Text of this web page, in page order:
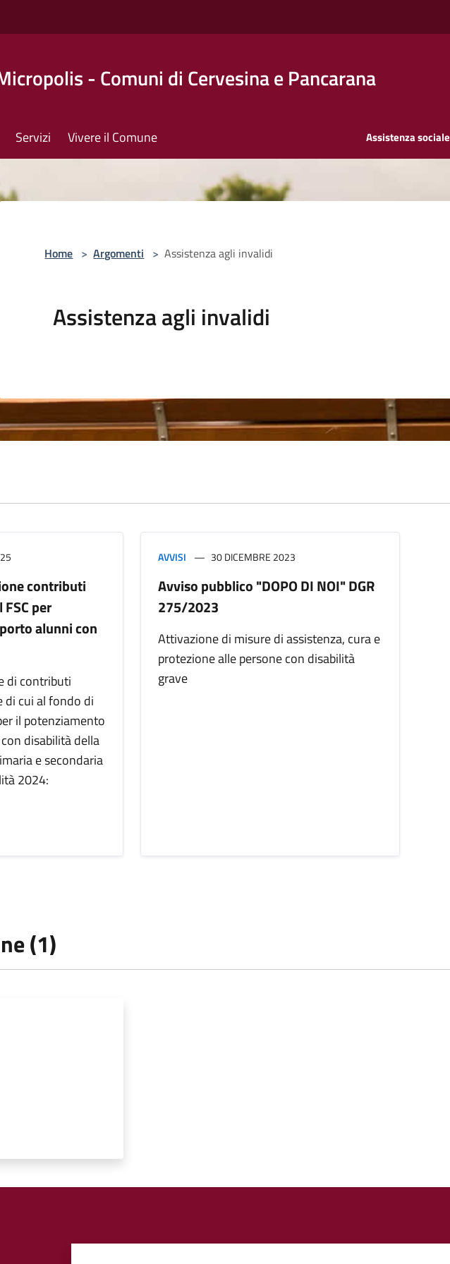
- Comuni di Cervesina e Pancarana
Servizi Vivere il Comune Assistenza sociale
Home > Argomenti > Assistenza agli invalidi
Assistenza agli invalidi
contributi
per
alunni con
di contributi
di cui al fondo di
il potenziamento
disabilità della
e secondaria
2024:
AVVISI 30 DICEMBRE 2023
Avviso pubblico "DOPO DI NOI" DGR
275/2023
Attivazione di misure di assistenza, cura e
protezione alle persone con disabilità
grave
(1)